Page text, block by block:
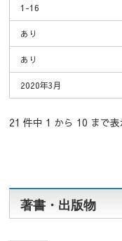
1-16
あり
あり
2020年3月
21 件中 1 から 10 まで
著書・出版物